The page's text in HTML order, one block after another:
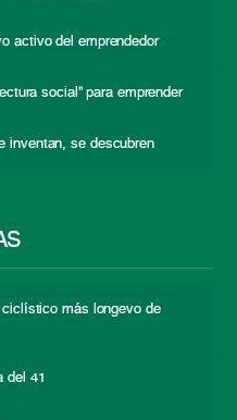
activo del emprendedor
social” para emprender
inventan, se descubren
más longevo de
del 41